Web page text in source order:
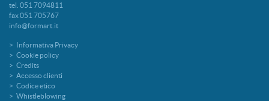
tel. 051 7094811
fax 051 705767
info@formart.it
Informativa Privacy
Cookie policy
Credits
Accesso clienti
Codice etico
Whistleblowing